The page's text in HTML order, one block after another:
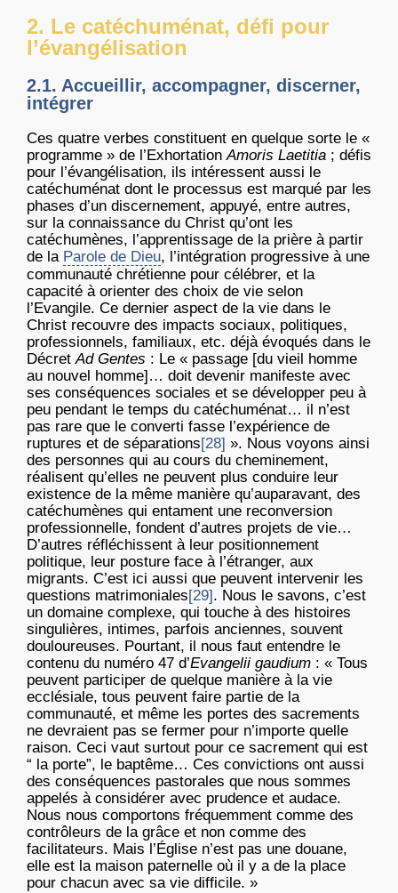
2. Le catéchuménat, défi pour
l’évangélisation
2.1. Accueillir, accompagner, discerner,
intégrer
Ces quatre verbes constituent en quelque sorte le «
programme » de l’ExhortationAmoris Laetitia ; défis
pour l’évangélisation, ils intéressent aussi le
catéchuménat dont le processus est marqué par les
phases d’un discernement, appuyé, entre autres,
sur la connaissance du Christ qu’ont les
catéchumènes, l’apprentissage de la prière à partir
de la Parole de Dieu, l’intégration progressive à une
communauté chrétienne pour célébrer, et la
capacité à orienter des choix de vie selon
l’Evangile. Ce dernier aspect de la vie dans le
Christ recouvre des impacts sociaux, politiques,
professionnels, familiaux, etc. déjà évoqués dans le
DécretAd Gentes : Le « passage [du vieil homme
au nouvel homme]… doit devenir manifeste avec
ses conséquences sociales et se développer peu à
peu pendant le temps du catéchuménat… il n’est
pas rare que le converti fasse l’expérience de
ruptures et de séparations[28] ». Nous voyons ainsi
des personnes qui au cours du cheminement,
réalisent qu’elles ne peuvent plus conduire leur
existence de la même manière qu’auparavant, des
catéchumènes qui entament une reconversion
professionnelle, fondent d’autres projets de vie…
D’autres réfléchissent à leur positionnement
politique, leur posture face à l’étranger, aux
migrants. C’est ici aussi que peuvent intervenir les
questions matrimoniales[29] . Nous le savons, c’est
un domaine complexe, qui touche à des histoires
singulières, intimes, parfois anciennes, souvent
douloureuses. Pourtant, il nous faut entendre le
contenu du numéro 47 d’Evangelii gaudium : « Tous
peuvent participer de quelque manière à la vie
ecclésiale, tous peuvent faire partie de la
communauté, et même les portes des sacrements
ne devraient pas se fermer pour n’importe quelle
raison. Ceci vaut surtout pour ce sacrement qui est
“ la porte”, le baptême… Ces convictions ont aussi
des conséquences pastorales que nous sommes
appelés à considérer avec prudence et audace.
Nous nous comportons fréquemment comme des
contrôleurs de la grâce et non comme des
facilitateurs. Mais l’Église n’est pas une douane,
elle est la maison paternelle où il y a de la place
pour chacun avec sa vie difficile. »